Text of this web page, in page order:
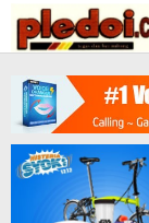
content